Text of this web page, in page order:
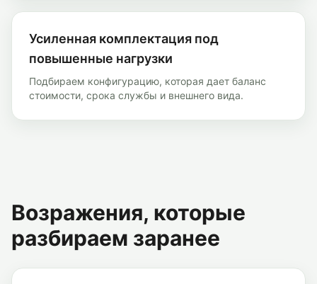
Усиленная комплектация под
повышенные нагрузки
Подбираем конфигурацию, которая дает баланс
стоимости, срока службы и внешнего вида.
Возражения, которые
разбираем заранее